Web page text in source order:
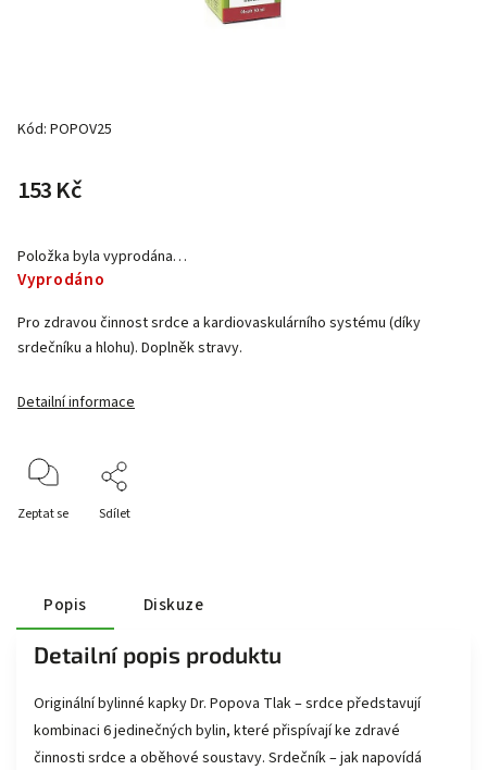
Kód: POPOV25
153 Kč
Vyprodáno
Položka byla vyprodána…
Pro zdravou činnost srdce a kardiovaskulárního systému (díky
srdečníku a hlohu). Doplněk stravy.
Detailní informace
Zeptat se Sdílet
Popis Diskuze
Detailní popis produktu
Originální bylinné kapky Dr. Popova Tlak – srdce představují
kombinaci 6 jedinečných bylin, které přispívají ke zdravé
činnosti srdce a oběhové soustavy. Srdečník – jak napovídá